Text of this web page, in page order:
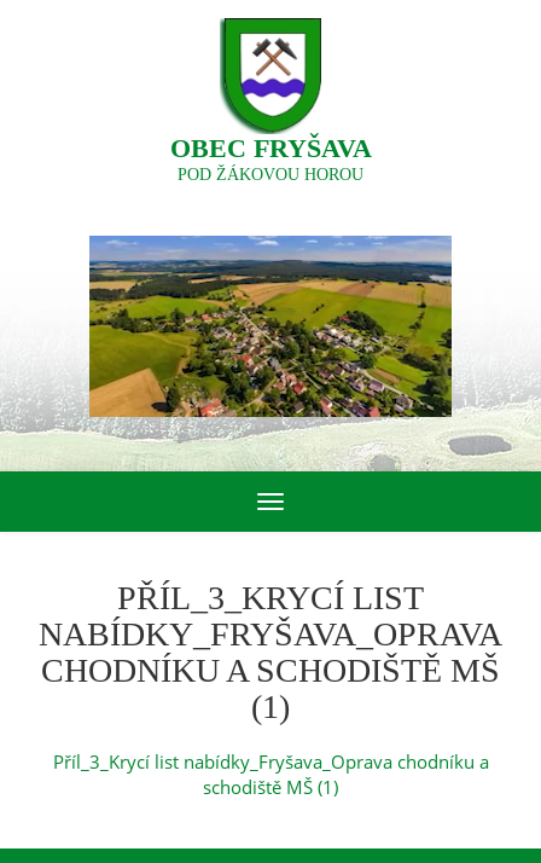
OBEC FRYŠAVA
POD ŽÁKOVOU HOROU
Toggle
navigation
PŘÍL_3_KRYCÍ LIST
NABÍDKY_FRYŠAVA_OPRAVA
CHODNÍKU A SCHODIŠTĚ MŠ
(1)
Příl_3_Krycí list nabídky_Fryšava_Oprava chodníku a
schodiště MŠ (1)